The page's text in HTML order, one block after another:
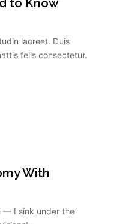
to Know
laoreet. Duis
felis consectetur.
With
— I sink under the